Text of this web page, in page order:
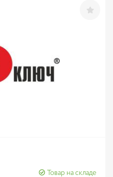
Товар на складе